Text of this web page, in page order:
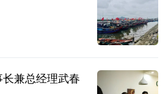
兼总经理武春